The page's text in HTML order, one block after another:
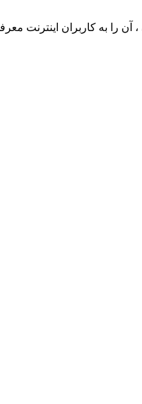
آن را به کاربران اینترنت